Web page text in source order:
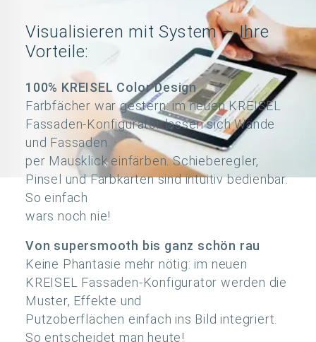
Visualisieren mit System – Ihre
Vorteile:
100% KREISEL Color Design
Farbfächer war gestern: im neuen KREISEL
Fassaden-Konfigurator lassen sich Wände
und Fassaden
per Mausklick einfärben. Schieberegler,
Pinsel und Farbkarten sind intuitiv bedienbar.
So einfach
wars noch nie!
Von supersmooth bis ganz schön rau
Keine Phantasie mehr nötig: im neuen
KREISEL Fassaden-Konfigurator werden die
Muster, Effekte und
Putzoberflächen einfach ins Bild integriert.
So entscheidet man heute!